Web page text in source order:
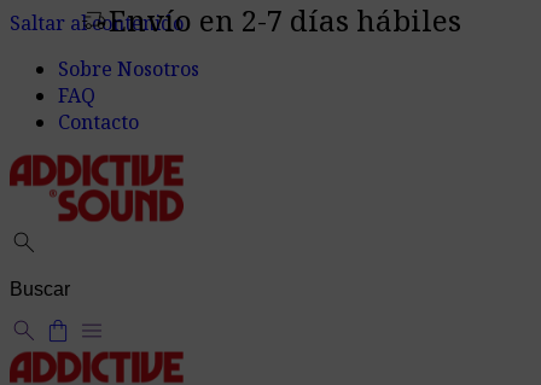
Saltar al contenido
delivery_truck_speedEnvío en 2-7 días hábiles
Sobre Nosotros
FAQ
Contacto
search
search shopping_bag menu